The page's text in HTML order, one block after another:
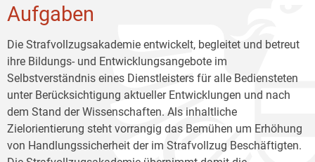
Aufgaben
Die Strafvollzugsakademie entwickelt, begleitet und betreut
ihre Bildungs- und Entwicklungsangebote im
Selbstverständnis eines Dienstleisters für alle Bediensteten
unter Berücksichtigung aktueller Entwicklungen und nach
dem Stand der Wissenschaften. Als inhaltliche
Zielorientierung steht vorrangig das Bemühen um Erhöhung
von Handlungssicherheit der im Strafvollzug Beschäftigten.